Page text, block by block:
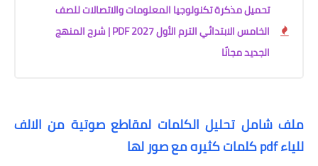
تحميل مذكرة تكنولوجيا المعلومات والاتصالات للصف
الخامس الابتدائي الترم الأول 2027 PDF | شرح المنهج
الجديد مجانًا
ملف شامل تحليل الكلمات لمقاطع صوتية من الالف
للياء pdf كلمات كثيره مع صور لها